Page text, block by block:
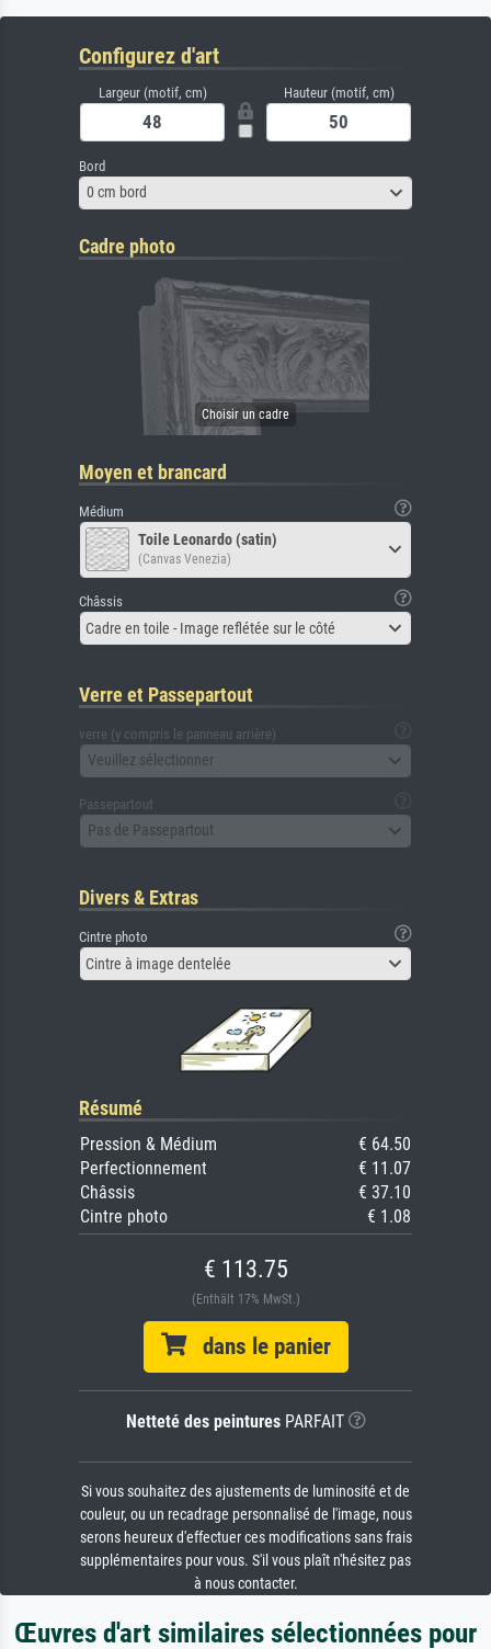
Configurez d'art
Largeur (motif, cm) Hauteur (motif, cm)
Bord
0 cm bord
Cadre photo
Moyen et brancard
Médium
Toile Leonardo (satin)
(Canvas Venezia)
Châssis
Cadre en toile - Image reflétée sur le côté
Verre et Passepartout
verre (y compris le panneau arrière)
Veuillez sélectionner
Passepartout
Pas de Passepartout
Divers & Extras
Cintre photo
Cintre à image dentelée
Résumé
Pression & Médium
€ 64.50
Perfectionnement
€ 11.07
Châssis
€ 37.10
Cintre photo
€ 1.08
€ 113.75
(Enthält 17% MwSt.)
dans le panier
Netteté des peinturesPARFAIT
Si vous souhaitez des ajustements de luminosité et de
couleur, ou un recadrage personnalisé de l'image, nous
serons heureux d'effectuer ces modifications sans frais
supplémentaires pour vous. S'il vous plaît n'hésitez pas
à nous contacter.
Œuvres d'art similaires sélectionnées pour